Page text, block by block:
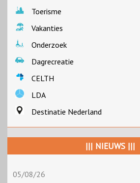
Toerisme
Vakanties
Onderzoek
Dagrecreatie
CELTH
LDA
Destinatie Nederland
||| NIEUWS |||
05/08/26